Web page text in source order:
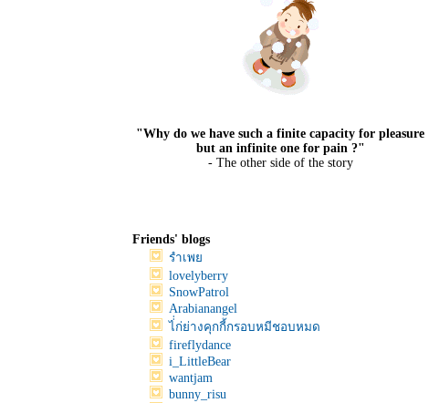
"Why do we have such a finite capacity for pleasure
but an infinite one for pain ?"
- The other side of the story
Friends' blogs
รำเพ
lovelyberry
SnowPatrol
Arabianangel
ไ่่ก่ย่างคุกกี้กรอบหมีชอบหมด
fireflydance
i_LittleBear
wantjam
bunny_risu